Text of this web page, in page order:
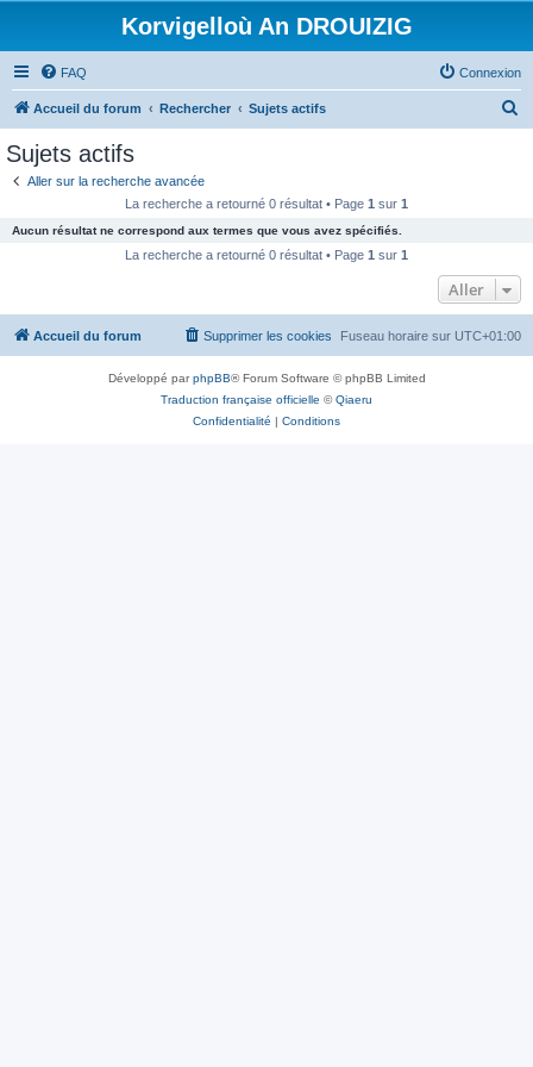
Korvigelloù An DROUIZIG
FAQ Connexion
Accueil du forum Rechercher Sujets actifs
c
e
Sujets actifs
Aller sur la recherche avancée
La recherche a retourné 0 résultat • Page 1 sur 1
Aucun résultat ne correspond aux termes que vous avez spécifiés.
La recherche a retourné 0 résultat • Page 1 sur 1
Aller
Accueil du forum Fuseau horaire sur UTC+01:00
Supprimer les cookies
Développé parphpBB® Forum Software © phpBB Limited
Traduction française officielle ©Qiaeru
Confidentialité | Conditions